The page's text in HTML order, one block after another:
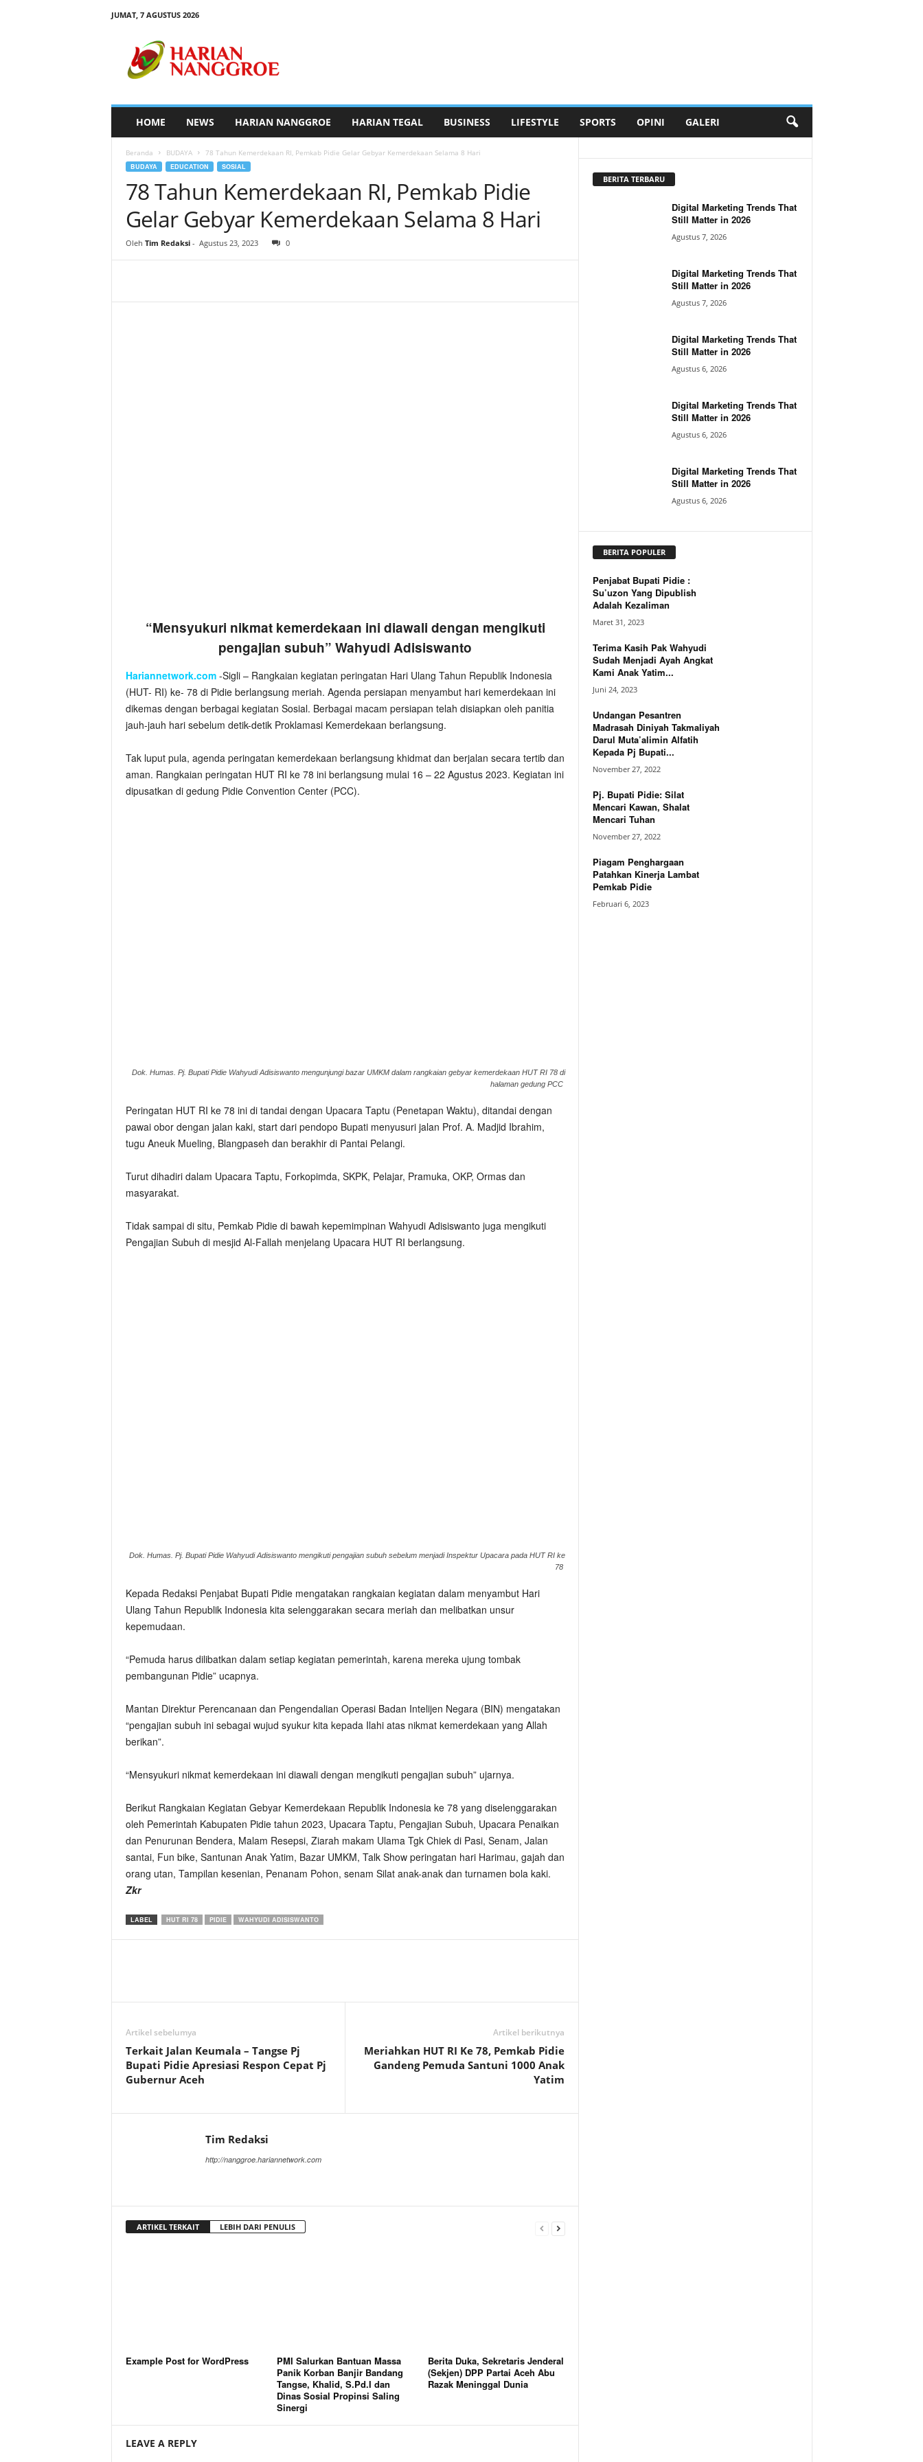
JUMAT, 7 AGUSTUS 2026
HOME NEWS HARIAN NANGGROE HARIAN TEGAL BUSINESS LIFESTYLE SPORTS OPINI GALERI
Beranda BUDAYA 78 Tahun Kemerdekaan RI, Pemkab Pidie Gelar Gebyar Kemerdekaan Selama 8 Hari
BUDAYA EDUCATION SOSIAL
78 Tahun Kemerdekaan RI, Pemkab Pidie
Gelar Gebyar Kemerdekaan Selama 8 Hari
Oleh Tim Redaksi- Agustus 23, 2023 0
“Mensyukuri nikmat kemerdekaan ini diawali dengan mengikuti
pengajian subuh” Wahyudi Adisiswanto
Hariannetwork.com-Sigli – Rangkaian kegiatan peringatan Hari Ulang Tahun Republik Indonesia
(HUT- RI) ke- 78 di Pidie berlangsung meriah. Agenda persiapan menyambut hari kemerdekaan ini
dikemas dengan berbagai kegiatan Sosial. Berbagai macam persiapan telah disiapkan oleh panitia
jauh-jauh hari sebelum detik-detik Proklamasi Kemerdekaan berlangsung.
Tak luput pula, agenda peringatan kemerdekaan berlangsung khidmat dan berjalan secara tertib dan
aman. Rangkaian peringatan HUT RI ke 78 ini berlangsung mulai 16 – 22 Agustus 2023. Kegiatan ini
dipusatkan di gedung Pidie Convention Center (PCC).
Dok. Humas. Pj. Bupati Pidie Wahyudi Adisiswanto mengunjungi bazar UMKM dalam rangkaian gebyar kemerdekaan HUT RI 78 di
halaman gedung PCC
Peringatan HUT RI ke 78 ini di tandai dengan Upacara Taptu (Penetapan Waktu), ditandai dengan
pawai obor dengan jalan kaki, start dari pendopo Bupati menyusuri jalan Prof. A. Madjid Ibrahim,
tugu Aneuk Mueling, Blangpaseh dan berakhir di Pantai Pelangi.
Turut dihadiri dalam Upacara Taptu, Forkopimda, SKPK, Pelajar, Pramuka, OKP, Ormas dan
masyarakat.
Tidak sampai di situ, Pemkab Pidie di bawah kepemimpinan Wahyudi Adisiswanto juga mengikuti
Pengajian Subuh di mesjid Al-Fallah menjelang Upacara HUT RI berlangsung.
Dok. Humas. Pj. Bupati Pidie Wahyudi Adisiswanto mengikuti pengajian subuh sebelum menjadi Inspektur Upacara pada HUT RI ke
78
Kepada Redaksi Penjabat Bupati Pidie mengatakan rangkaian kegiatan dalam menyambut Hari
Ulang Tahun Republik Indonesia kita selenggarakan secara meriah dan melibatkan unsur
kepemudaan.
“Pemuda harus dilibatkan dalam setiap kegiatan pemerintah, karena mereka ujung tombak
pembangunan Pidie” ucapnya.
Mantan Direktur Perencanaan dan Pengendalian Operasi Badan Intelijen Negara (BIN) mengatakan
“pengajian subuh ini sebagai wujud syukur kita kepada Ilahi atas nikmat kemerdekaan yang Allah
berikan”.
“Mensyukuri nikmat kemerdekaan ini diawali dengan mengikuti pengajian subuh” ujarnya.
Berikut Rangkaian Kegiatan Gebyar Kemerdekaan Republik Indonesia ke 78 yang diselenggarakan
oleh Pemerintah Kabupaten Pidie tahun 2023, Upacara Taptu, Pengajian Subuh, Upacara Penaikan
dan Penurunan Bendera, Malam Resepsi, Ziarah makam Ulama Tgk Chiek di Pasi, Senam, Jalan
santai, Fun bike, Santunan Anak Yatim, Bazar UMKM, Talk Show peringatan hari Harimau, gajah dan
orang utan, Tampilan kesenian, Penanam Pohon, senam Silat anak-anak dan turnamen bola kaki.
Zkr
LABEL HUT RI 78 PIDIE WAHYUDI ADISISWANTO
Artikel sebelumya
Terkait Jalan Keumala – Tangse Pj
Bupati Pidie Apresiasi Respon Cepat Pj
Gubernur Aceh
Artikel berikutnya
Meriahkan HUT RI Ke 78, Pemkab Pidie
Gandeng Pemuda Santuni 1000 Anak
Yatim
Tim Redaksi
http://nanggroe.hariannetwork.com
ARTIKEL TERKAIT LEBIH DARI PENULIS
Example Post for WordPress
PMI Salurkan Bantuan Massa
Panik Korban Banjir Bandang
Tangse, Khalid, S.Pd.I dan
Dinas Sosial Propinsi Saling
Sinergi
Berita Duka, Sekretaris Jenderal
(Sekjen) DPP Partai Aceh Abu
Razak Meninggal Dunia
LEAVE A REPLY
BERITA TERBARU
Digital Marketing Trends That
Still Matter in 2026
Agustus 7, 2026
Digital Marketing Trends That
Still Matter in 2026
Agustus 7, 2026
Digital Marketing Trends That
Still Matter in 2026
Agustus 6, 2026
Digital Marketing Trends That
Still Matter in 2026
Agustus 6, 2026
Digital Marketing Trends That
Still Matter in 2026
Agustus 6, 2026
BERITA POPULER
Penjabat Bupati Pidie :
Su’uzon Yang Dipublish
Adalah Kezaliman
Maret 31, 2023
Terima Kasih Pak Wahyudi
Sudah Menjadi Ayah Angkat
Kami Anak Yatim...
Juni 24, 2023
Undangan Pesantren
Madrasah Diniyah Takmaliyah
Darul Muta’alimin Alfatih
Kepada Pj Bupati...
November 27, 2022
Pj. Bupati Pidie: Silat
Mencari Kawan, Shalat
Mencari Tuhan
November 27, 2022
Piagam Penghargaan
Patahkan Kinerja Lambat
Pemkab Pidie
Februari 6, 2023